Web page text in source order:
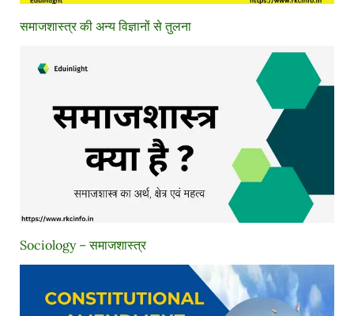
समाजशास्त्र की अन्य विज्ञानों से तुलना
Sociology – समाजशास्त्र